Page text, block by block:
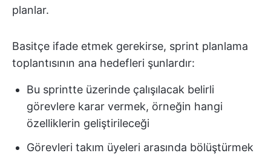
planlar.
Basitçe ifade etmek gerekirse, sprint planlama
toplantısının ana hedefleri şunlardır:
Bu sprintte üzerinde çalışılacak belirli
görevlere karar vermek, örneğin hangi
özelliklerin geliştirileceği
Görevleri takım üyeleri arasında bölüştürmek